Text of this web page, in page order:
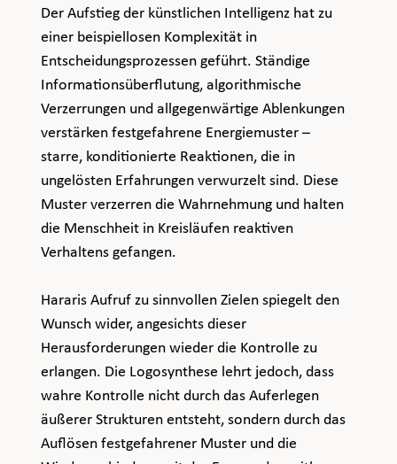
Der Aufstieg der künstlichen Intelligenz hat zu
einer beispiellosen Komplexität in
Entscheidungsprozessen geführt. Ständige
Informationsüberflutung, algorithmische
Verzerrungen und allgegenwärtige Ablenkungen
verstärken festgefahrene Energiemuster –
starre, konditionierte Reaktionen, die in
ungelösten Erfahrungen verwurzelt sind. Diese
Muster verzerren die Wahrnehmung und halten
die Menschheit in Kreisläufen reaktiven
Verhaltens gefangen.
Hararis Aufruf zu sinnvollen Zielen spiegelt den
Wunsch wider, angesichts dieser
Herausforderungen wieder die Kontrolle zu
erlangen. Die Logosynthese lehrt jedoch, dass
wahre Kontrolle nicht durch das Auferlegen
äußerer Strukturen entsteht, sondern durch das
Auflösen festgefahrener Muster und die